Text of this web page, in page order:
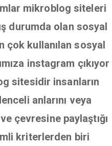
mikroblog siteleri
durumda olan sosyal
çok kullanılan sosyal
instagram çıkıyor
sitesidir insanların
anlarını veya
çevresine paylaştığı
kriterlerden biri